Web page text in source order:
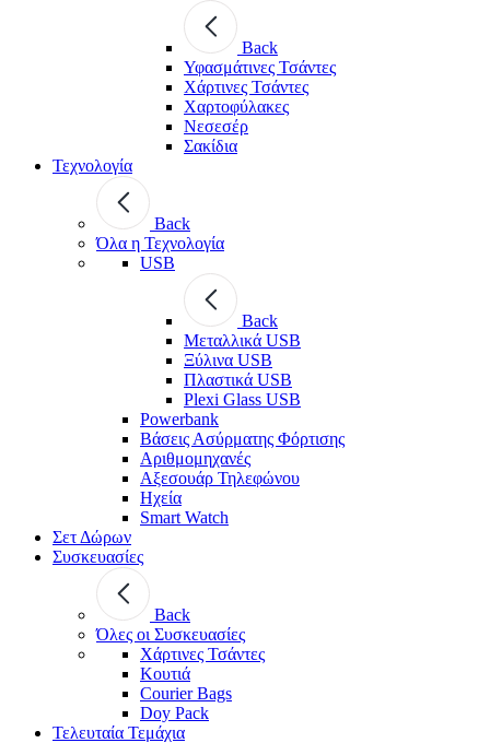
Back
Υφασμάτινες Τσάντες
Χάρτινες Τσάντες
Χαρτοφύλακες
Νεσεσέρ
Σακίδια
Τεχνολογία
Back
Όλα η Τεχνολογία
USB
Back
Μεταλλικά USB
Ξύλινα USB
Πλαστικά USB
Plexi Glass USB
Powerbank
Βάσεις Ασύρματης Φόρτισης
Αριθμομηχανές
Αξεσουάρ Τηλεφώνου
Ηχεία
Smart Watch
Σετ Δώρων
Συσκευασίες
Back
Όλες οι Συσκευασίες
Χάρτινες Τσάντες
Κουτιά
Courier Bags
Doy Pack
Τελευταία Τεμάχια